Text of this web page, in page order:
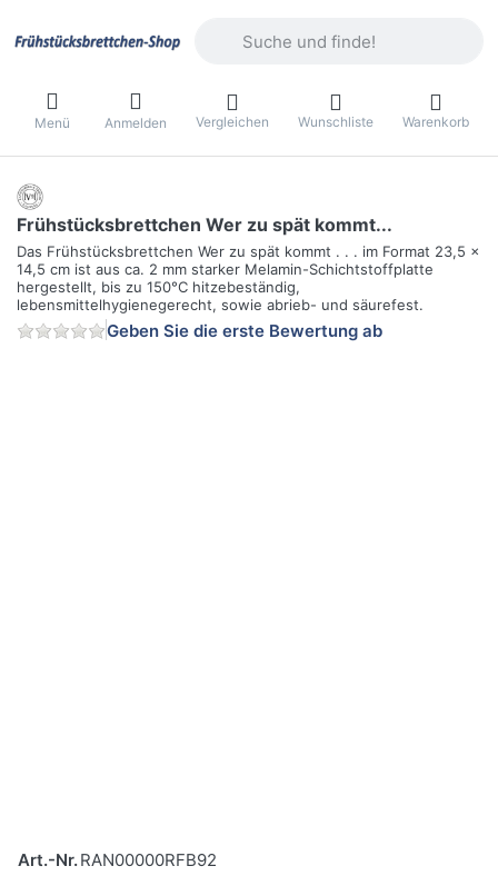
Menü Anmelden Vergleichen Wunschliste Warenkorb
Frühstücksbrettchen Wer zu spät kommt...
Das Frühstücksbrettchen Wer zu spät kommt . . . im Format 23,5 x
14,5 cm ist aus ca. 2 mm starker Melamin-Schichtstoffplatte
hergestellt, bis zu 150°C hitzebeständig,
lebensmittelhygienegerecht, sowie abrieb- und säurefest.
Geben Sie die erste Bewertung ab
Art.-Nr.RAN00000RFB92